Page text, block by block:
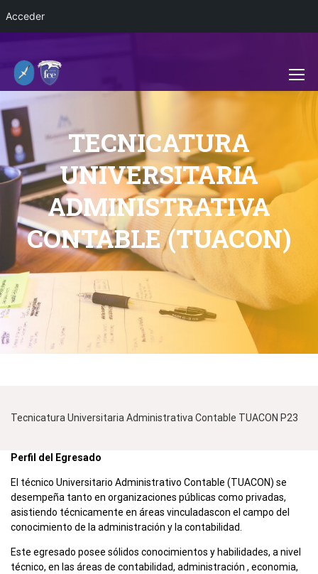
Acceder
TECNICATURA
UNIVERSITARIA
ADMINISTRATIVA
CONTABLE (TUACON)
Tecnicatura Universitaria Administrativa Contable TUACON P23
Perfil del Egresado
El técnico Universitario Administrativo Contable (TUACON) se
desempeña tanto en organizaciones públicas como privadas,
asistiendo técnicamente en áreas vinculadascon el campo del
conocimiento de la administración y la contabilidad.
Este egresado posee sólidos conocimientos y habilidades, a nivel
técnico, en las áreas de contabilidad, administración , economia,